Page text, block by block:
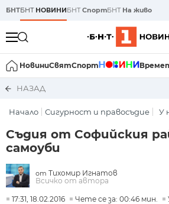
БНТБНТ НОВИНИБНТСпортБНТ На живо
НовиниСвятСпорт
НАЗАД
Начало Сигурност и правосъдие У
Съдия от Софийския
самоуби
от Тихомир Игнатов
Всичко от автора
17:31, 18.02.2016 Чете се за: 00:46 мин.